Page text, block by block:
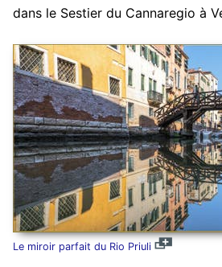
dans le Sestier du Cannaregio à
Le miroir parfait du Rio Priuli